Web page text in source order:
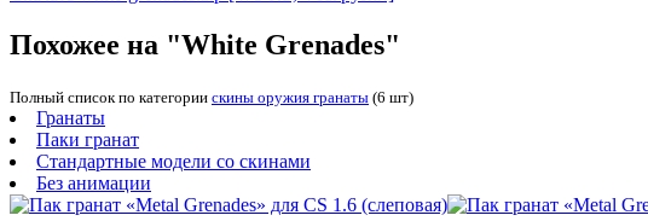
Похожее на "White Grenades"
Полный список по категории скины оружия гранаты (6 шт)
Гранаты
Паки гранат
Стандартные модели со скинами
Без анимации